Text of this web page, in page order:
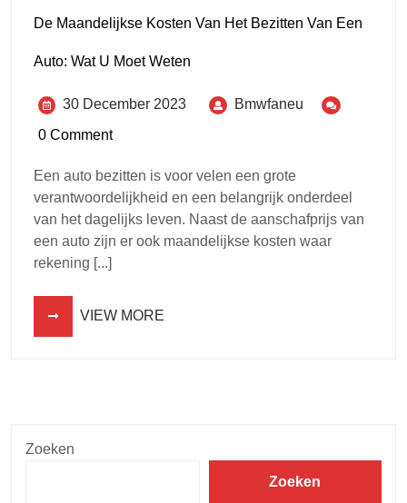
De Maandelijkse Kosten Van Het Bezitten Van Een
Auto: Wat U Moet Weten
30 December 2023
Bmwfaneu
0 Comment
Een auto bezitten is voor velen een grote
verantwoordelijkheid en een belangrijk onderdeel
van het dagelijks leven. Naast de aanschafprijs van
een auto zijn er ook maandelijkse kosten waar
rekening [...]
VIEW MORE
Zoeken
Zoeken